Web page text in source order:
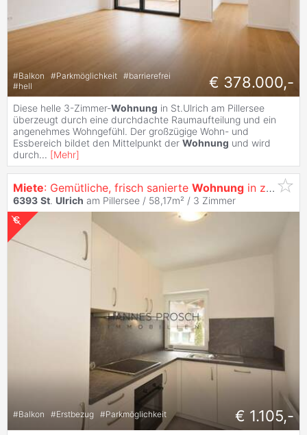
#Balkon #Parkmöglichkeit #barrierefrei
#hell € 378.000,-
Diese helle 3-Zimmer-Wohnung in St.Ulrich am Pillersee
überzeugt durch eine durchdachte Raumaufteilung und ein
angenehmes Wohngefühl. Der großzügige Wohn- und
Essbereich bildet den Mittelpunkt der Wohnung und wird
durch... [Mehr]
Miete: Gemütliche, frisch sanierte Wohnung in zentrumsnaher Lage von
6393 St. Ulrich am Pillersee / 58,17m² / 3 Zimmer
#Balkon #Erstbezug #Parkmöglichkeit € 1.105,-